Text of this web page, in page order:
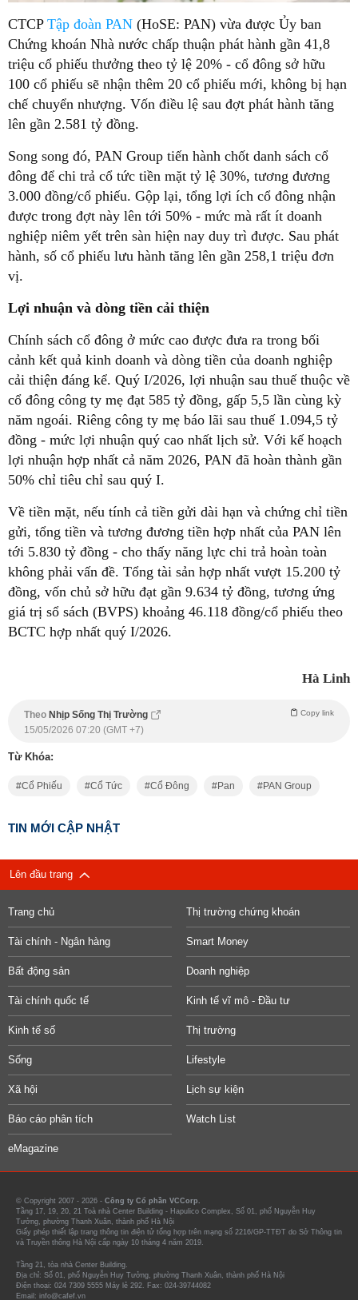
CTCP Tập đoàn PAN (HoSE: PAN) vừa được Ủy ban
Chứng khoán Nhà nước chấp thuận phát hành gần 41,8
triệu cổ phiếu thưởng theo tỷ lệ 20% - cổ đông sở hữu
100 cổ phiếu sẽ nhận thêm 20 cổ phiếu mới, không bị hạn
chế chuyển nhượng. Vốn điều lệ sau đợt phát hành tăng
lên gần 2.581 tỷ đồng.
Song song đó, PAN Group tiến hành chốt danh sách cổ
đông để chi trả cổ tức tiền mặt tỷ lệ 30%, tương đương
3.000 đồng/cổ phiếu. Gộp lại, tổng lợi ích cổ đông nhận
được trong đợt này lên tới 50% - mức mà rất ít doanh
nghiệp niêm yết trên sàn hiện nay duy trì được. Sau phát
hành, số cổ phiếu lưu hành tăng lên gần 258,1 triệu đơn
vị.
Lợi nhuận và dòng tiền cải thiện
Chính sách cổ đông ở mức cao được đưa ra trong bối
cảnh kết quả kinh doanh và dòng tiền của doanh nghiệp
cải thiện đáng kể. Quý I/2026, lợi nhuận sau thuế thuộc về
cổ đông công ty mẹ đạt 585 tỷ đồng, gấp 5,5 lần cùng kỳ
năm ngoái. Riêng công ty mẹ báo lãi sau thuế 1.094,5 tỷ
đồng - mức lợi nhuận quý cao nhất lịch sử. Với kế hoạch
lợi nhuận hợp nhất cả năm 2026, PAN đã hoàn thành gần
50% chỉ tiêu chỉ sau quý I.
Về tiền mặt, nếu tính cả tiền gửi dài hạn và chứng chỉ tiền
gửi, tổng tiền và tương đương tiền hợp nhất của PAN lên
tới 5.830 tỷ đồng - cho thấy năng lực chi trả hoàn toàn
không phải vấn đề. Tổng tài sản hợp nhất vượt 15.200 tỷ
đồng, vốn chủ sở hữu đạt gần 9.634 tỷ đồng, tương ứng
giá trị sổ sách (BVPS) khoảng 46.118 đồng/cổ phiếu theo
BCTC hợp nhất quý I/2026.
Hà Linh
Theo Nhịp Sống Thị Trường Copy link
15/05/2026 07:20 (GMT +7)
Từ Khóa:
Cổ Phiếu Cổ Tức Cổ Đông Pan PAN Group
TIN MỚI CẬP NHẬT
Lên đầu trang
Trang chủ Thị trường chứng khoán
Tài chính - Ngân hàng Smart Money
Bất động sản Doanh nghiệp
Tài chính quốc tế Kinh tế vĩ mô - Đầu tư
Kinh tế số Thị trường
Sống Lifestyle
Xã hội Lịch sự kiện
Báo cáo phân tích Watch List
eMagazine
© Copyright 2007 - 2026 - Công ty Cổ phần VCCorp.
Tầng 17, 19, 20, 21 Toà nhà Center Building - Hapulico Complex, Số 01, phố Nguyễn Huy
Tưởng, phường Thanh Xuân, thành phố Hà Nội
Giấy phép thiết lập trang thông tin điện tử tổng hợp trên mạng số 2216/GP-TTĐT do Sở Thông tin
và Truyền thông Hà Nội cấp ngày 10 tháng 4 năm 2019.
Tầng 21, tòa nhà Center Building.
Địa chỉ: Số 01, phố Nguyễn Huy Tưởng, phường Thanh Xuân, thành phố Hà Nội
Điện thoại: 024 7309 5555 Máy lẻ 292. Fax: 024-39744082
Email: info@cafef.vn